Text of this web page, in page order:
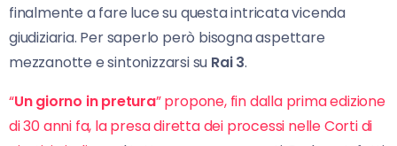
finalmente a fare luce su questa intricata vicenda
giudiziaria. Per saperlo però bisogna aspettare
mezzanotte e sintonizzarsi su Rai 3.
“Un giorno in pretura” propone, fin dalla prima edizione
di 30 anni fa, la presa diretta dei processi nelle Corti di